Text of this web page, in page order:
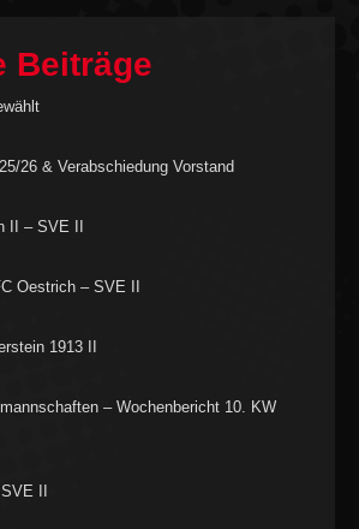
Beiträge
26 & Verabschiedung Vorstand
II – SVE II
Oestrich – SVE II
1913 II
– Wochenbericht 10. KW
II